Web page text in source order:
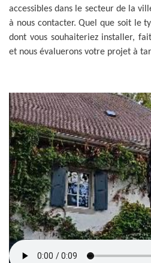
accessibles dans le secteur de la
à nous contacter. Quel que soit le
dont vous souhaiteriez installer,
et nous évaluerons votre projet à